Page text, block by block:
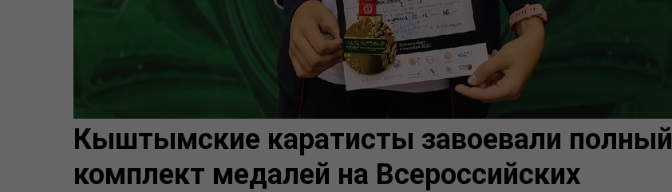
Кыштымские каратисты завоевали полный
комплект медалей на Всероссийских